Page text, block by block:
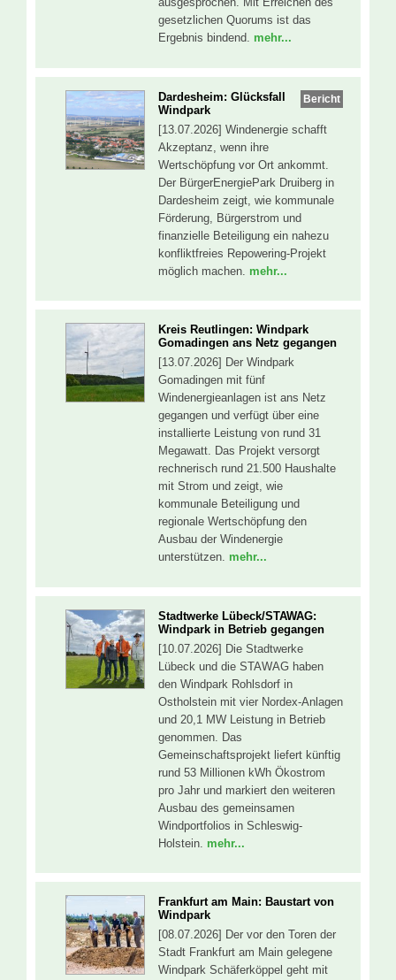
gesetzlichen Quorums ist das
Ergebnis bindend. mehr...
Bericht
Dardesheim: Glücksfall
Windpark
[13.07.2026] Windenergie schafft
Akzeptanz, wenn ihre
Wertschöpfung vor Ort ankommt.
Der BürgerEnergiePark Druiberg in
Dardesheim zeigt, wie kommunale
Förderung, Bürgerstrom und
finanzielle Beteiligung ein nahezu
konfliktfreies Repowering-Projekt
möglich machen. mehr...
Kreis Reutlingen: Windpark
Gomadingen ans Netz gegangen
[13.07.2026] Der Windpark
Gomadingen mit fünf
Windenergieanlagen ist ans Netz
gegangen und verfügt über eine
installierte Leistung von rund 31
Megawatt. Das Projekt versorgt
rechnerisch rund 21.500 Haushalte
mit Strom und zeigt, wie
kommunale Beteiligung und
regionale Wertschöpfung den
Ausbau der Windenergie
unterstützen. mehr...
Stadtwerke Lübeck/STAWAG:
Windpark in Betrieb gegangen
[10.07.2026] Die Stadtwerke
Lübeck und die STAWAG haben
den Windpark Rohlsdorf in
Ostholstein mit vier Nordex-Anlagen
und 20,1 MW Leistung in Betrieb
genommen. Das
Gemeinschaftsprojekt liefert künftig
rund 53 Millionen kWh Ökostrom
pro Jahr und markiert den weiteren
Ausbau des gemeinsamen
Windportfolios in Schleswig-
Holstein. mehr...
Frankfurt am Main: Baustart von
Windpark
[08.07.2026] Der vor den Toren der
Stadt Frankfurt am Main gelegene
Windpark Schäferköppel geht mit